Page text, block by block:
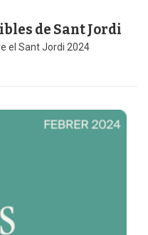
de Sant Jordi
el Sant Jordi 2024